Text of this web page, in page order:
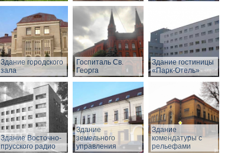
Здание городского
зала
Госпиталь Св.
Георга
Здание гостиницы
«Парк-Отель»
Здание Восточно-
прусского радио
Здание
земельного
управления
Здание
комендатуры с
рельефами